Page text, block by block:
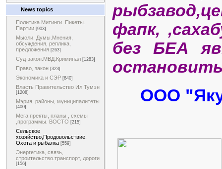
News topics
Политика.Митинги. Пикеты.
Партии [903]
Мысли. Думы.Мнения,
обсуждения, реплика,
предложения [263]
Суд-закон.МВД.Криминал [1283]
Право, закон [323]
Экономика и СЭР [840]
Власть Правительство Ил Тумэн
[1208]
Мэрия, районы, муниципалитеты
[400]
Мега пректы, планы , схемы
,программы. ВОСТО [215]
Сельское
хозяйство,Продовольствие.
Охота и рыбалка [559]
Энергетика, связь,
строительство.транспорт, дороги
[156]
фапк,
без БЕА
ООО